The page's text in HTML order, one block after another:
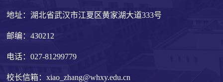
地址：湖北省武汉市江夏区黄家湖大道333号
邮编：430212
电话：027-81299779
校长信箱：xiao_zhang@whxy.edu.cn